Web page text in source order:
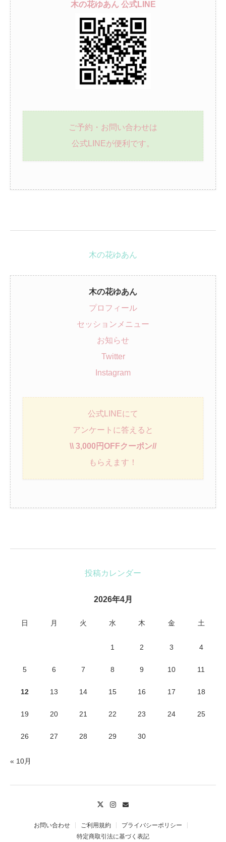
木の花ゆあん 公式LINE
ご予約・お問い合わせは
公式LINEが便利です。
木の花ゆあん
木の花ゆあん
プロフィール
セッションメニュー
お知らせ
Twitter
Instagram
公式LINEにて
アンケートに答えると
\\ 3,000円OFFクーポン//
もらえます！
投稿カレンダー
2026年4月
日 月 火 水 木 金 土
1 2 3 4
5 6 7 8 9 10 11
12 13 14 15 16 17 18
19 20 21 22 23 24 25
26 27 28 29 30
« 10月
お問い合わせ ご利用規約
プライバシーポリシー
特定商取引法に基づく表記